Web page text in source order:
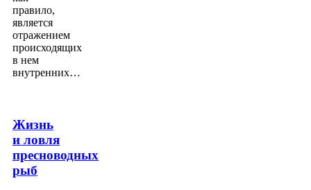
правило,
является
отражением
происходящих
в нем
внутренних…
Жизнь
и ловля
пресноводных
рыб